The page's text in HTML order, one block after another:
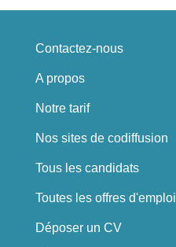
Contactez-nous
A propos
Notre tarif
Nos sites de codiffusion
Tous les candidats
Toutes les offres d'emploi
Déposer un CV